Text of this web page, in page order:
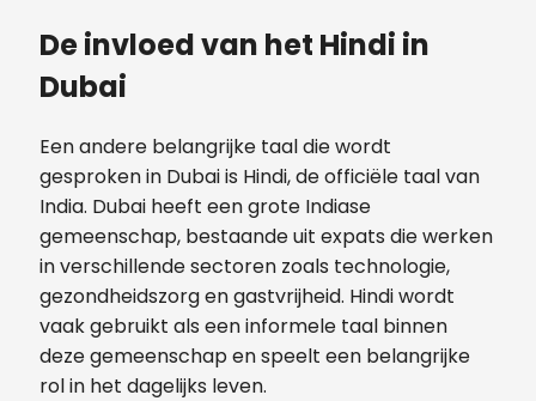
De invloed van het Hindi in
Dubai
Een andere belangrijke taal die wordt
gesproken in Dubai is Hindi, de officiële taal van
India. Dubai heeft een grote Indiase
gemeenschap, bestaande uit expats die werken
in verschillende sectoren zoals technologie,
gezondheidszorg en gastvrijheid. Hindi wordt
vaak gebruikt als een informele taal binnen
deze gemeenschap en speelt een belangrijke
rol in het dagelijks leven.